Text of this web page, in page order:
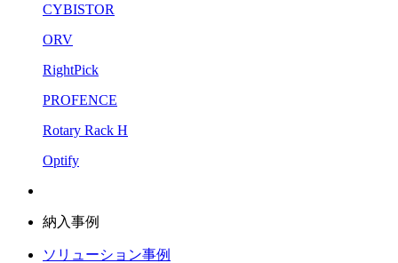
CYBISTOR
ORV
RightPick
PROFENCE
Rotary Rack H
Optify
納入事例
ソリューション事例